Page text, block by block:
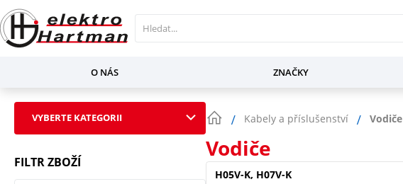
O NÁS ZNAČKY
VYBERTE KATEGORII
FILTR ZBOŽÍ
Kabely a příslušenství Vodiče
Vodiče
H05V-K, H07V-K